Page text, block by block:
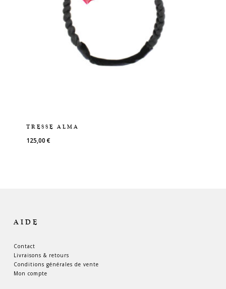
TRESSE ALMA
125,00€
AIDE
Contact
Livraisons & retours
Conditions générales de vente
Mon compte